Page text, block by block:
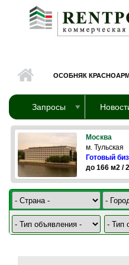
Перейти к основному содержанию
ОСОБНЯК
Запросы
Москва
м. Тульская
Готовый
до 166 м2 /